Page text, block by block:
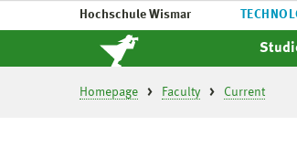
Hochschule Wismar
Homepage Faculty Current